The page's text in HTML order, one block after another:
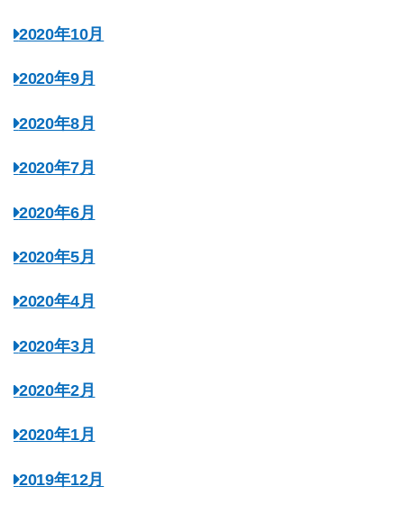
2020年10月
2020年9月
2020年8月
2020年7月
2020年6月
2020年5月
2020年4月
2020年3月
2020年2月
2020年1月
2019年12月